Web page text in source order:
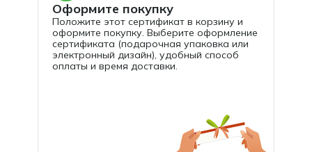
Оформите покупку
Положите этот сертификат в корзину и
оформите покупку. Выберите оформление
сертификата (подарочная упаковка или
электронный дизайн), удобный способ
оплаты и время доставки.